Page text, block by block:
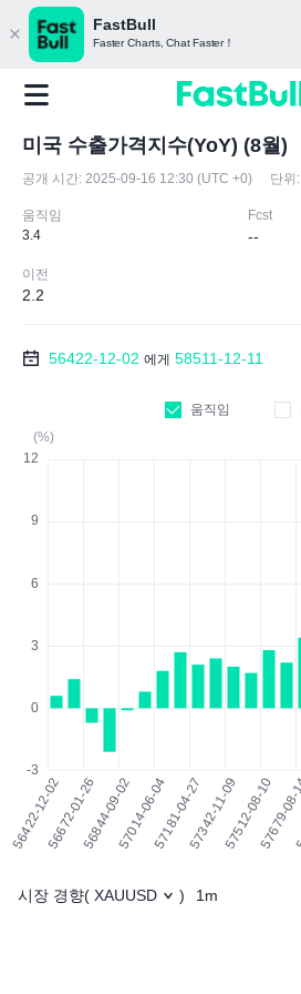
FastBull
Faster Charts, Chat Faster！
미국 수출가격지수(YoY) (8월)
공개 시간: 2025-09-16 12:30 (UTC +0) 단위:
움직임
3.4
Fcst
--
이전
2.2
56422-12-02 에게 58511-12-11
움직임
(%)
시장 경향( XAUUSD ) 1m